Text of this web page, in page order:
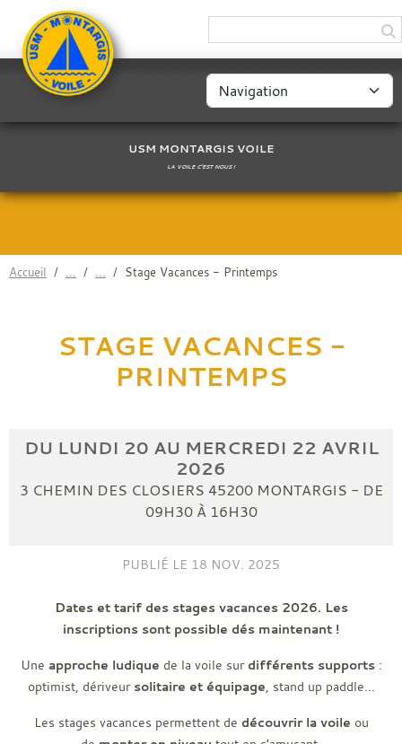
USM MONTARGIS VOILE
LA VOILE C'EST NOUS !
Accueil Stage Vacances - Printemps
STAGE VACANCES -
PRINTEMPS
DU LUNDI 20 AU MERCREDI 22 AVRIL
2026
3 CHEMIN DES CLOSIERS 45200 MONTARGIS - DE
09H30 À 16H30
PUBLIÉ LE 18 NOV. 2025
Dates et tarif des stages vacances 2026. Les
inscriptions sont possible dés maintenant !
Une approche ludique de la voile sur différents supports:
optimist, dériveur solitaire et équipage, stand up paddle…
Les stages vacances permettent de découvrir la voile ou
Panneau de gestion des cookies